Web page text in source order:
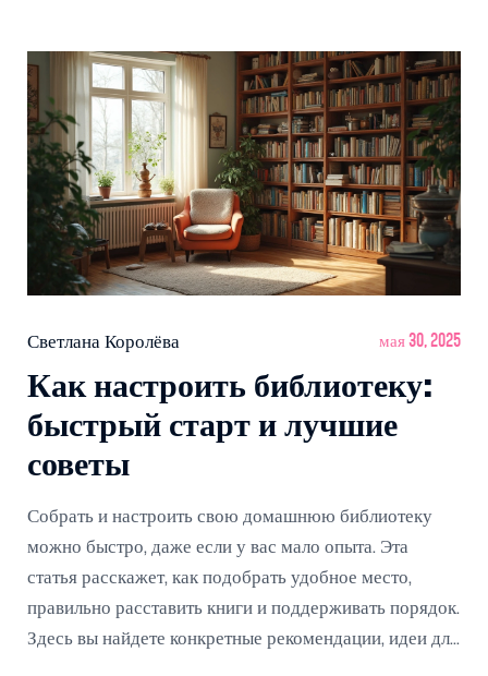
чтобы помочь своему ребенку полюбить книги.
Светлана Королёва мая 30, 2025
Как настроить библиотеку:
быстрый старт и лучшие
советы
Собрать и настроить свою домашнюю библиотеку
можно быстро, даже если у вас мало опыта. Эта
статья расскажет, как подобрать удобное место,
правильно расставить книги и поддерживать порядок.
Здесь вы найдете конкретные рекомендации, идеи для